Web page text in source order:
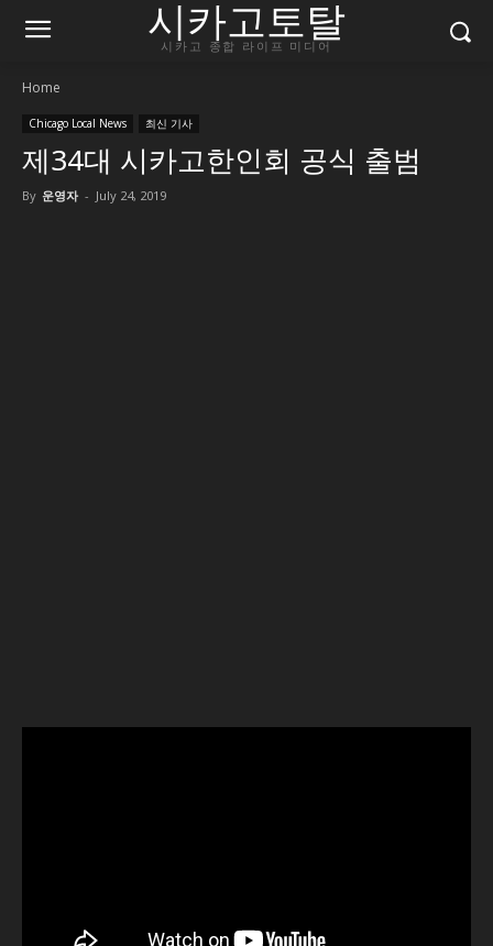
시카고토탈
시카고 종합 라이프 미디어
Home
Chicago Local News 최신 기사
제34대 시카고한인회 공식 출범
By 운영자 - July 24, 2019